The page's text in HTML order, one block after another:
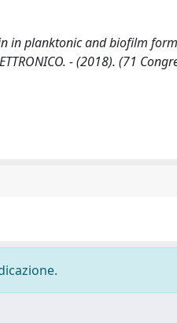
in planktonic and biofilm
- (2018). (71